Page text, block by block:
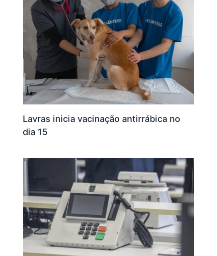
Lavras inicia vacinação antirrábica no
dia 15